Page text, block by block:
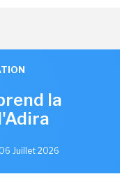
la
Juillet 2026